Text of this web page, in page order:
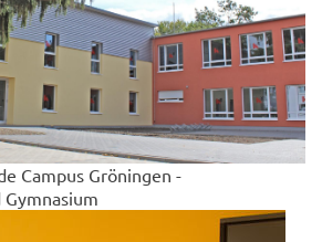
Campus Gröningen -